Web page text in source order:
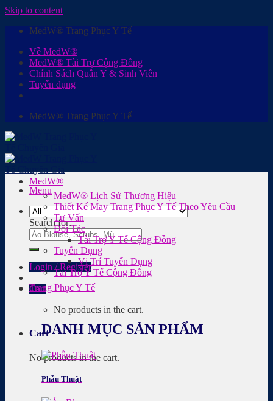
Skip to content
MedW® Trang Phục Y Tế
Về MedW®
MedW® Tài Trợ Cộng Đồng
Chính Sách Quân Y & Sinh Viên
Tuyển dụng
MedW® Trang Phục Y Tế
Menu
Search for:
Login / Register
Cart
No products in the cart.
Cart
No products in the cart.
MedW®
MedW® Lịch Sử Thương Hiệu
Thiết Kế May Trang Phục Y Tế Theo Yêu Cầu
Tư Vấn
Đối Tác
Tài Trợ Y Tế Cộng Đồng
Tuyển Dụng
Vị Trí Tuyển Dụng
Tài Trợ Y Tế Cộng Đồng
Trang Phục Y Tế
DANH MỤC SẢN PHẨM
Phẫu Thuật